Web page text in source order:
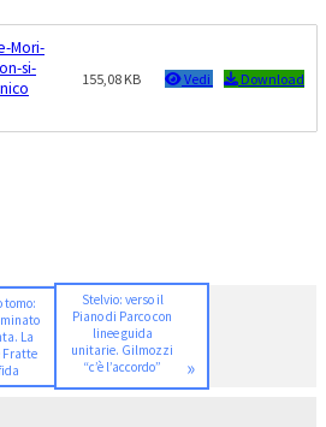
Mori-
si-
155,08 KB Vedi Download
tomo:
La
Fratte
Stelvio: verso il
Piano di Parco con
linee guida
unitarie. Gilmozzi
“c’è l’accordo”
»